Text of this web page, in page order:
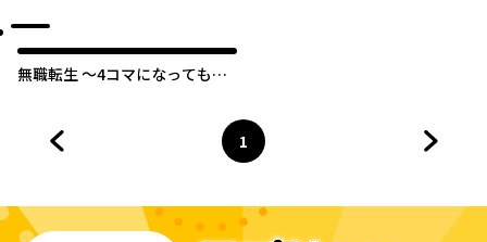
無職転生 ～4コマになっても本
ページ
1
へ